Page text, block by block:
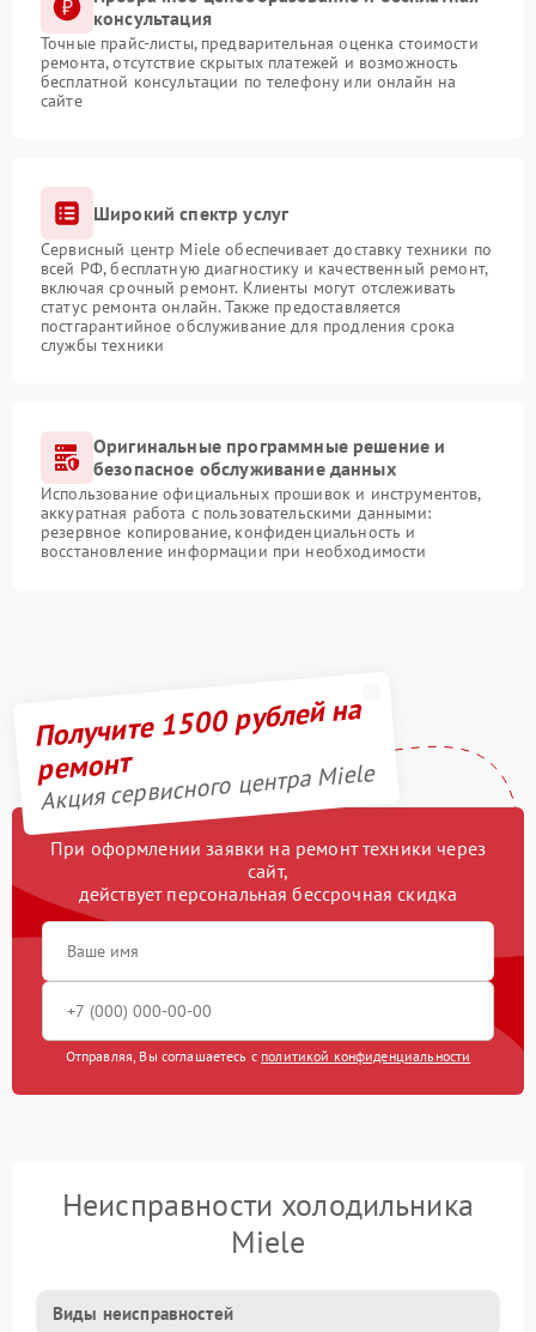
консультация
Точные прайс-листы, предварительная оценка стоимости
ремонта, отсутствие скрытых платежей и возможность
бесплатной консультации по телефону или онлайн на
сайте
Широкий спектр услуг
Сервисный центр Miele обеспечивает доставку техники по
всей РФ, бесплатную диагностику и качественный ремонт,
включая срочный ремонт. Клиенты могут отслеживать
статус ремонта онлайн. Также предоставляется
постгарантийное обслуживание для продления срока
службы техники
Оригинальные программные решение и
безопасное обслуживание данных
Использование официальных прошивок и инструментов,
аккуратная работа с пользовательскими данными:
резервное копирование, конфиденциальность и
восстановление информации при необходимости
Получите 1500 рублей на
ремонт
Акция сервисного центра Miele
При оформлении заявки на ремонт техники через
сайт,
действует персональная бессрочная скидка
Отправляя, Вы соглашаетесь с политикой конфиденциальности
Неисправности холодильника
Miele
Виды неисправностей